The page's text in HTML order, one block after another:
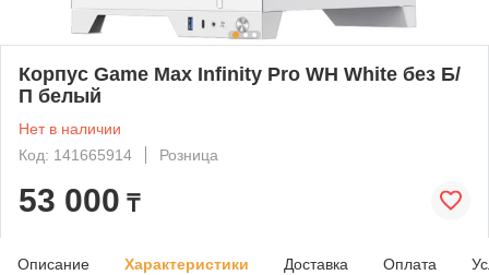
Корпус Game Max Infinity Pro WH White без Б/
П белый
Нет в наличии
Код: 141665914
Розница
53 000 ₸
Описание Характеристики Доставка Оплата